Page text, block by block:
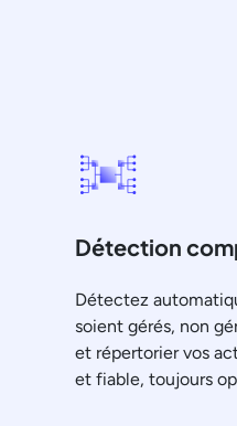
Détection
Détectez
soient gérés, non
et répertorier vos
et fiable, toujours